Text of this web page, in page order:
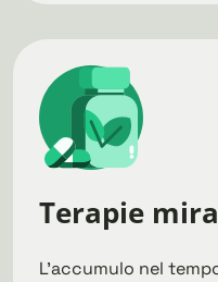
Terapie
L’accumulo nel